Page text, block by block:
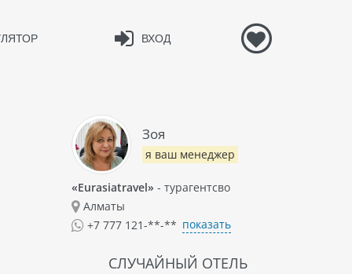
ВХОД
Зоя
я ваш менеджер
«Eurasiatravel» - турагентсво
Алматы
+7 777 121-**-** показать
СЛУЧАЙНЫЙ ОТЕЛЬ